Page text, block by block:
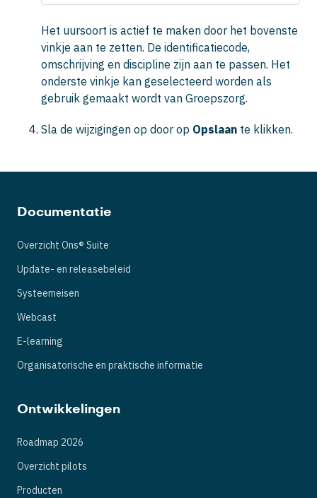
Het uursoort is actief te maken door het bovenste
vinkje aan te zetten. De identificatiecode,
omschrijving en discipline zijn aan te passen. Het
onderste vinkje kan geselecteerd worden als
gebruik gemaakt wordt van Groepszorg.
Sla de wijzigingen op door op Opslaan te klikken.
Documentatie
Overzicht Ons® Suite
Update- en releasebeleid
Systeemeisen
Webcast
E-learning
Organisatorische en praktische informatie
Ontwikkelingen
Roadmap 2026
Overzicht pilots
Producten